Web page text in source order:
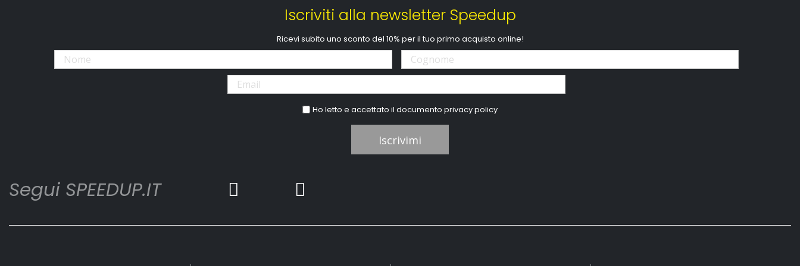
Iscriviti alla newsletter Speedup
Ricevi subito uno sconto del 10% per il tuo primo acquisto online!
Ho letto e accettato il documentoprivacy policy
Iscrivimi
Segui SPEEDUP.IT